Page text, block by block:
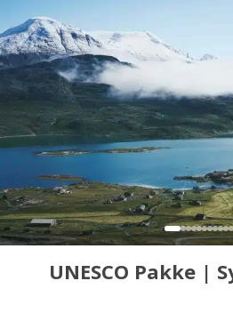
UNESCO Pakke |